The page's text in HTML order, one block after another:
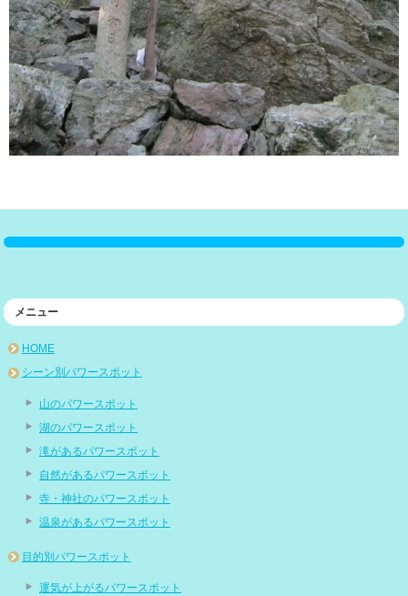
メニュー
HOME
シーン別パワースポット
山のパワースポット
湖のパワースポット
滝があるパワースポット
自然があるパワースポット
寺・神社のパワースポット
温泉があるパワースポット
目的別パワースポット
運気が上がるパワースポット